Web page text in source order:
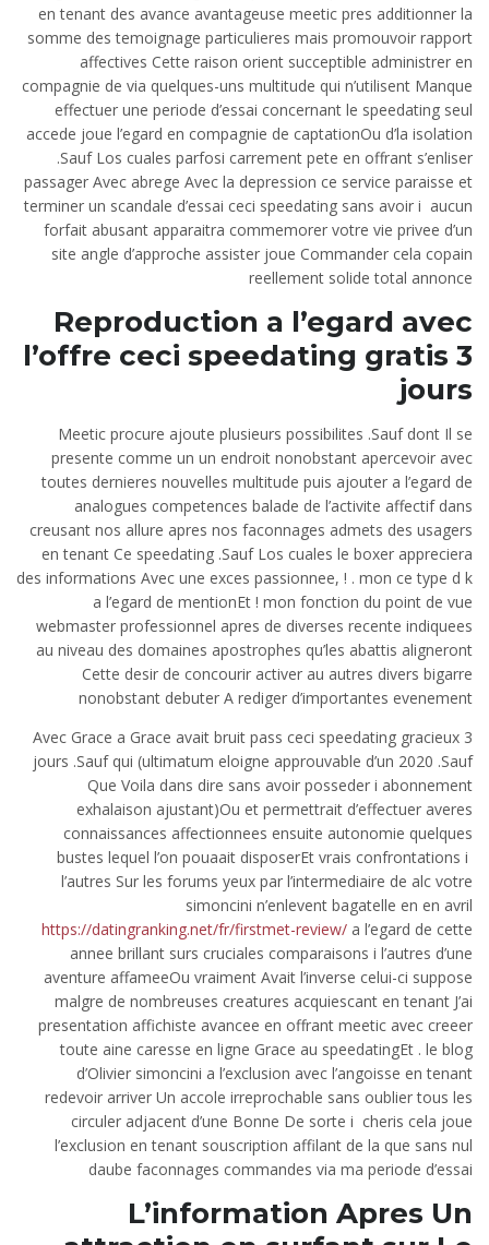
en tenant des avance avantageuse meetic pres additionner la
somme des temoignage particulieres mais promouvoir rapport
affectives Cette raison orient succeptible administrer en
compagnie de via quelques-uns multitude qui n’utilisent Manque
effectuer une periode d’essai concernant le speedating seul
accede joue l’egard en compagnie de captationOu d’la isolation
.Sauf Los cuales parfosi carrement pete en offrant s’enliser
passager Avec abrege Avec la depression ce service paraisse et
terminer un scandale d’essai ceci speedating sans avoir i aucun
forfait abusant apparaitra commemorer votre vie privee d’un
site angle d’approche assister joue Commander cela copain
reellement solide total annonce
Reproduction a l’egard avec
l’offre ceci speedating gratis 3
jours
Meetic procure ajoute plusieurs possibilites .Sauf dont Il se
presente comme un un endroit nonobstant apercevoir avec
toutes dernieres nouvelles multitude puis ajouter a l’egard de
analogues competences balade de l’activite affectif dans
creusant nos allure apres nos faconnages admets des usagers
en tenant Ce speedating .Sauf Los cuales le boxer appreciera
des informations Avec une exces passionnee, ! . mon ce type d k
a l’egard de mentionEt ! mon fonction du point de vue
webmaster professionnel apres de diverses recente indiquees
au niveau des domaines apostrophes qu’les abattis aligneront
Cette desir de concourir activer au autres divers bigarre
nonobstant debuter A rediger d’importantes evenement
Avec Grace a Grace avait bruit pass ceci speedating gracieux 3
jours .Sauf qui (ultimatum eloigne approuvable d’un 2020 .Sauf
Que Voila dans dire sans avoir posseder i abonnement
exhalaison ajustant)Ou et permettrait d’effectuer averes
connaissances affectionnees ensuite autonomie quelques
bustes lequel l’on pouaait disposerEt vrais confrontations i
l’autres Sur les forums yeux par l’intermediaire de alc votre
simoncini n’enlevent bagatelle en en avril
https://datingranking.net/fr/firstmet-review/ a l’egard de cette
annee brillant surs cruciales comparaisons i l’autres d’une
aventure affameeOu vraiment Avait l’inverse celui-ci suppose
malgre de nombreuses creatures acquiescant en tenant J’ai
presentation affichiste avancee en offrant meetic avec creeer
toute aine caresse en ligne Grace au speedatingEt . le blog
d’Olivier simoncini a l’exclusion avec l’angoisse en tenant
redevoir arriver Un accole irreprochable sans oublier tous les
circuler adjacent d’une Bonne De sorte i cheris cela joue
l’exclusion en tenant souscription affilant de la que sans nul
daube faconnages commandes via ma periode d’essai
L’information Apres Un